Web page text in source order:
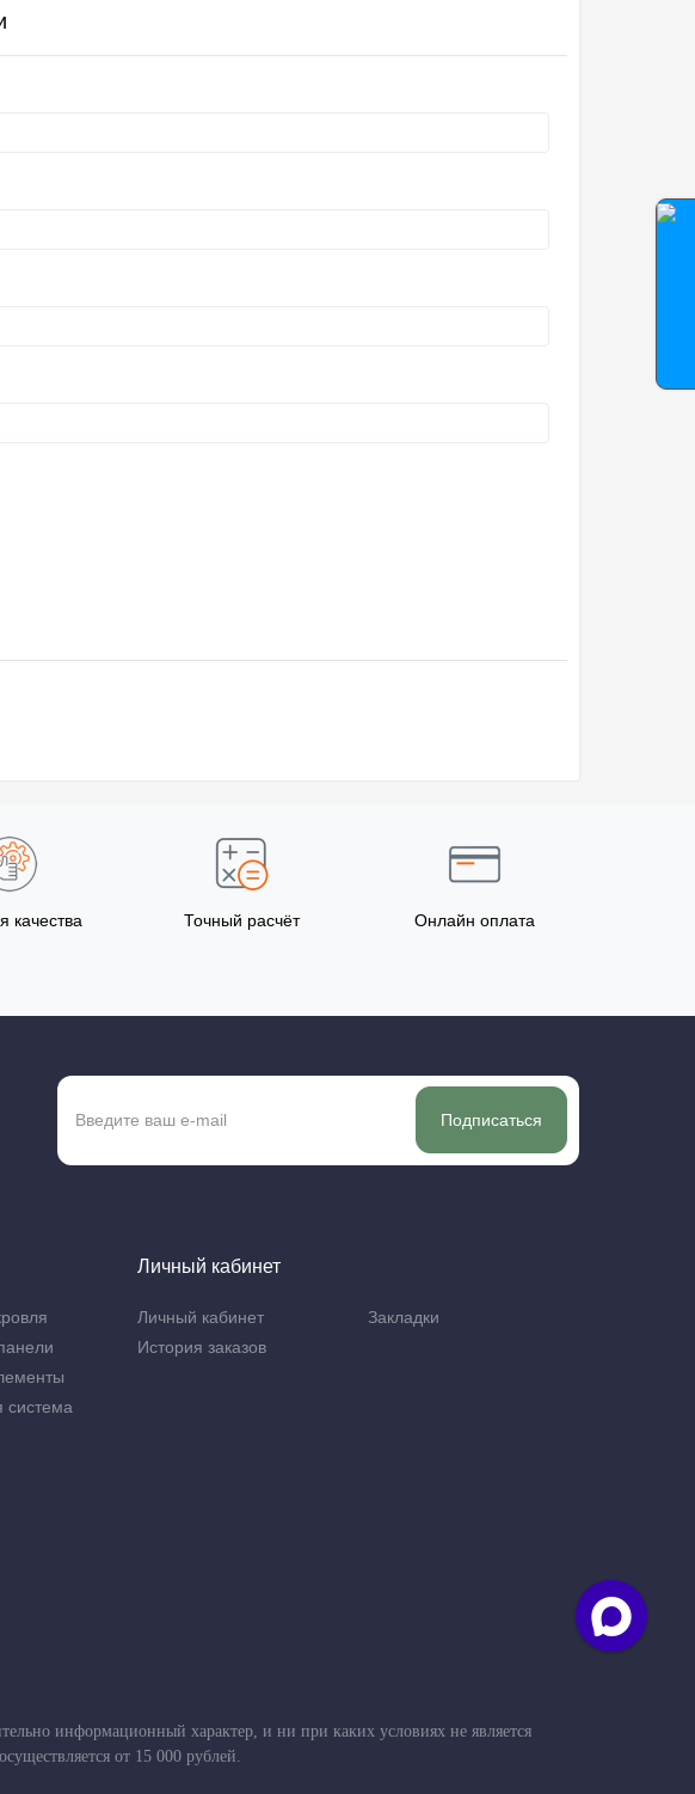
качества Точный расчёт Онлайн оплата
Подписаться
система
Личный кабинет
Личный кабинет
История заказов
Закладки
информационный характер, и ни при каких условиях не является
от 15 000 рублей.